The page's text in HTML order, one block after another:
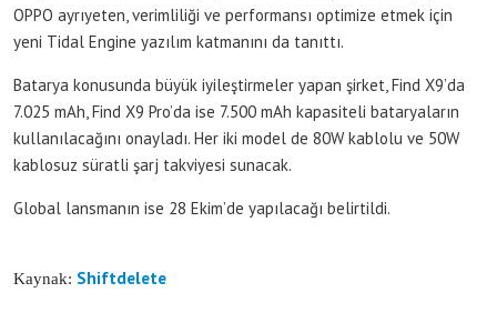
OPPO ayrıyeten, verimliliği ve performansı optimize etmek için
yeni Tidal Engine yazılım katmanını da tanıttı.
Batarya konusunda büyük iyileştirmeler yapan şirket, Find X9’da
7.025 mAh, Find X9 Pro’da ise 7.500 mAh kapasiteli bataryaların
kullanılacağını onayladı. Her iki model de 80W kablolu ve 50W
kablosuz süratli şarj takviyesi sunacak.
Global lansmanın ise 28 Ekim’de yapılacağı belirtildi.
Kaynak: Shiftdelete